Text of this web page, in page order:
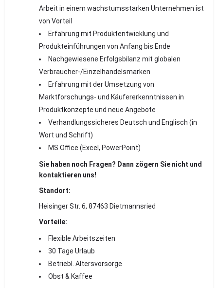
Arbeit in einem wachstumsstarken Unternehmen ist
von Vorteil
Erfahrung mit Produktentwicklung und
Produkteinführungen von Anfang bis Ende
Nachgewiesene Erfolgsbilanz mit globalen
Verbraucher-/Einzelhandelsmarken
Erfahrung mit der Umsetzung von
Marktforschungs- und Käufererkenntnissen in
Produktkonzepte und neue Angebote
Verhandlungssicheres Deutsch und Englisch (in
Wort und Schrift)
MS Office (Excel, PowerPoint)
Sie haben noch Fragen? Dann zögern Sie nicht und
kontaktieren uns!
Standort:
Heisinger Str. 6, 87463 Dietmannsried
Vorteile:
Flexible Arbeitszeiten
30 Tage Urlaub
Betriebl. Altersvorsorge
Obst & Kaffee